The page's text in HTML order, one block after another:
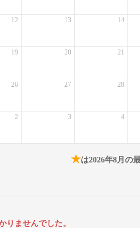
12 13 14
19 20 21
26 27 28
2 3 4
★は2026年8月の
りませんでした。